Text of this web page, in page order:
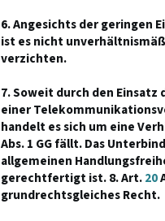
6. Angesichts der geringen
ist es nicht
verzichten.
7. Soweit durch den
einer
handelt es sich um eine
Abs. 1 GG fällt. Das
allgemeinen
gerechtfertigt ist. 8. Art.20
grundrechtsgleiches Recht.